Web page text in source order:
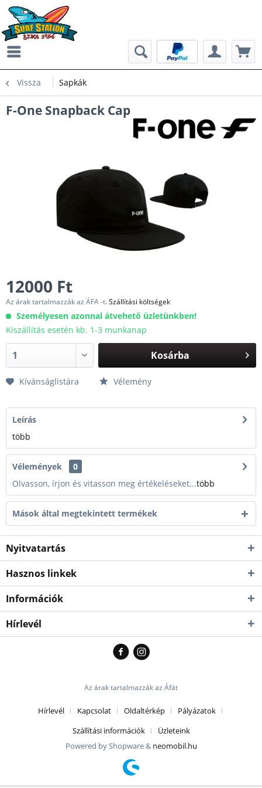
Vissza Sapkák
F-One Snapback Cap
12000 Ft
Az árak tartalmazzák az ÁFA -t.Szállítási költségek
Személyesen azonnal átvehető üzletünkben!
Kiszállítás esetén kb. 1-3 munkanap
Kosárba
Kívánságlistára Vélemény
Leírás
több
Vélemények
0
Olvasson, írjon és vitasson meg értékeléseket...több
Mások által megtekintett termékek
Nyitvatartás
Hasznos linkek
Információk
Hírlevél
Az árak tartalmazzák az Áfát
Hírlevél Kapcsolat Oldaltérkép
Pályázatok
Szállítási információk
Üzleteink
Powered by Shopware & neomobil.hu